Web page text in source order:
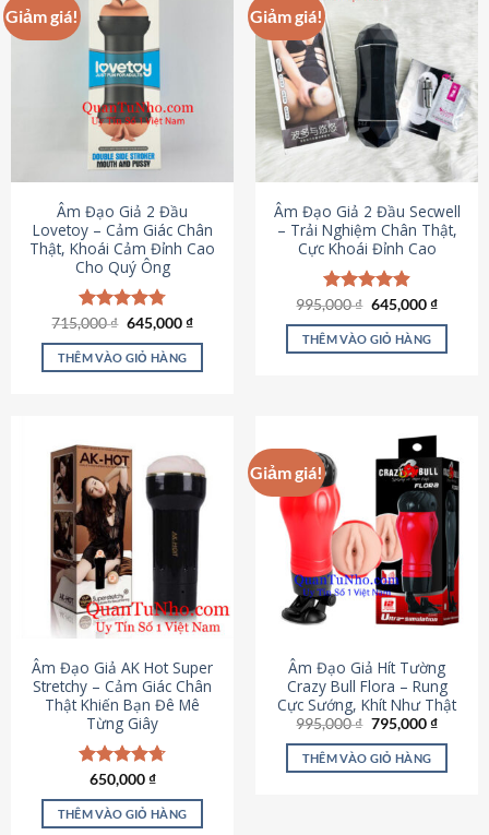
Giảm giá!
Âm Đạo Giả 2 Đầu
Lovetoy – Cảm Giác Chân
Thật, Khoái Cảm Đỉnh Cao
Cho Quý Ông
Được xếp
hạng4.79
5 sao
715,000₫ Giá
là:
715,000 ₫.
645,000₫Giá
tại
THÊM VÀO GIỎ HÀNG
Giảm giá!
Âm Đạo Giả 2 Đầu Secwell
– Trải Nghiệm Chân Thật,
Cực Khoái Đỉnh Cao
Được xếp
hạng4.88
5 sao
995,000₫ Giá
là:
995,000 ₫.
645,000₫Giá
tại
THÊM VÀO GIỎ HÀNG
Âm Đạo Giả AK Hot Super
Stretchy – Cảm Giác Chân
Thật Khiến Bạn Đê Mê
Từng Giây
Được xếp
hạng4.75
5 sao
650,000₫
THÊM VÀO GIỎ HÀNG
Giảm giá!
Âm Đạo Giả Hít Tường
Crazy Bull Flora – Rung
Cực Sướng, Khít Như Thật
995,000₫ Giá
là:
995,000 ₫.
795,000₫Giá
tại
THÊM VÀO GIỎ HÀNG